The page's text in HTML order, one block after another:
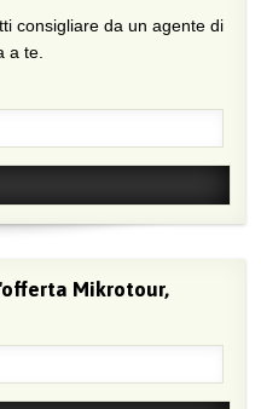
consigliare da un agente di
a te.
Mikrotour,